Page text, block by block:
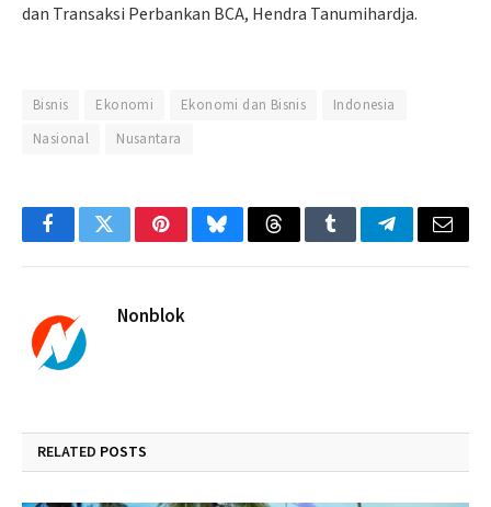
dan Transaksi Perbankan BCA, Hendra Tanumihardja.
Bisnis Ekonomi Ekonomi dan Bisnis
Indonesia
Nasional
Nusantara
FacebookTwitterPinterestBlueskyThreadsTumblrTelegramEmail
Nonblok
RELATED POSTS